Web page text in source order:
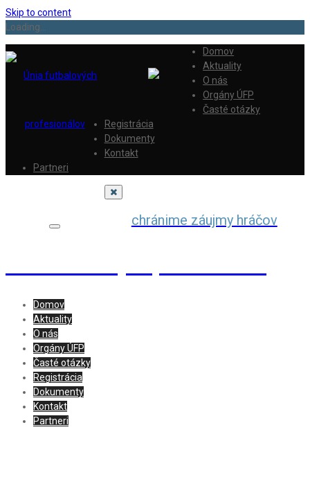
Skip to content
Loading...
Domov
Aktuality
O nás
Orgány ÚFP
Časté otázky
Registrácia
Dokumenty
Kontakt
Partneri
chránime záujmy hráčov
Domov
Aktuality
O nás
Orgány ÚFP
Časté otázky
Registrácia
Dokumenty
Kontakt
Partneri